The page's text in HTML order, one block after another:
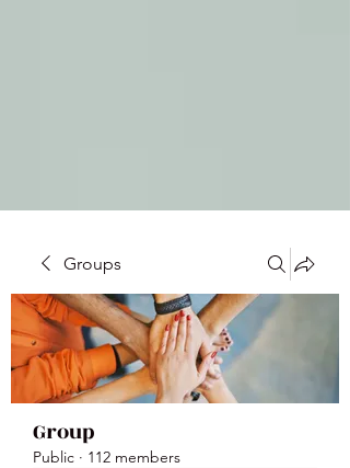
Groups
Group
Public · 112 members